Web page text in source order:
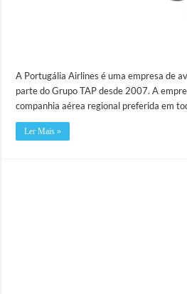
A Portugália Airlines é uma empresa de
parte do Grupo TAP desde 2007. A
companhia aérea regional preferida em
Ler Mais »